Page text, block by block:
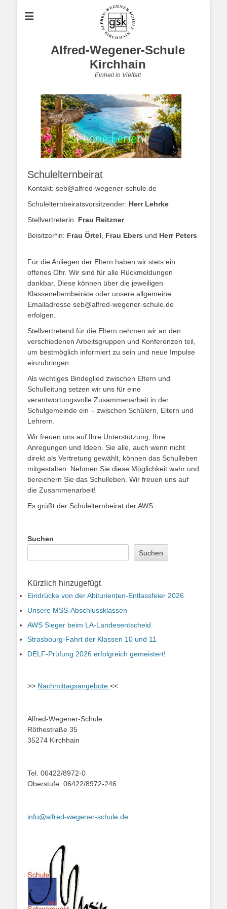
Alfred-Wegener-Schule
Kirchhain
Einheit in Vielfalt
Schulelternbeirat
Kontakt: seb@alfred-wegener-schule.de
Schulelternbeiratsvorsitzender: Herr Lehrke
Stellvertreterin: Frau Reitzner
Beisitzer*in: Frau Örtel, Frau Ebers und Herr Peters
Für die Anliegen der Eltern haben wir stets ein
offenes Ohr. Wir sind für alle Rückmeldungen
dankbar. Diese können über die jeweiligen
Klassenelternbeiräte oder unsere allgemeine
Emailadresse seb@alfred-wegener-schule.de
erfolgen.
Stellvertretend für die Eltern nehmen wir an den
verschiedenen Arbeitsgruppen und Konferenzen teil,
um bestmöglich informiert zu sein und neue Impulse
einzubringen.
Als wichtiges Bindeglied zwischen Eltern und
Schulleitung setzen wir uns für eine
verantwortungsvolle Zusammenarbeit in der
Schulgemeinde ein – zwischen Schülern, Eltern und
Lehrern.
Wir freuen uns auf Ihre Unterstützung, Ihre
Anregungen und Ideen. Sie alle, auch wenn nicht
direkt als Vertretung gewählt, können das Schulleben
mitgestalten. Nehmen Sie diese Möglichkeit wahr und
bereichern Sie das Schulleben. Wir freuen uns auf
die Zusammenarbeit!
Es grüßt der Schulelternbeirat der AWS
Suchen
Suchen
Kürzlich hinzugefügt
Eindrücke von der Abiturienten-Entlassfeier 2026
Unsere MSS-Abschlussklassen
AWS Sieger beim LA-Landesentscheid
Strasbourg-Fahrt der Klassen 10 und 11
DELF-Prüfung 2026 erfolgreich gemeistert!
>> Nachmittagsangebote <<
Alfred-Wegener-Schule
Röthestraße 35
35274 Kirchhain
Tel. 06422/8972-0
Oberstufe: 06422/8972-246
info@alfred-wegener-schule.de